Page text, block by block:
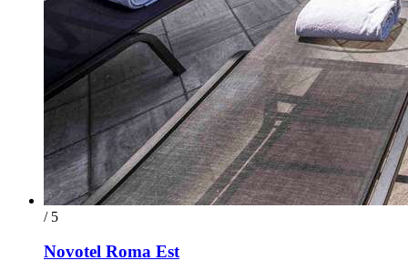
/ 5
Novotel Roma Est